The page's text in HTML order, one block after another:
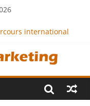
international
se
l’indépendance
comme moteur de